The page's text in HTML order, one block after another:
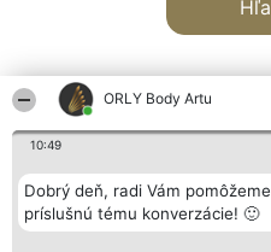
ORLY Body Artu
10:49
Dobrý deň, radi Vám
príslušnú tému konverzácie! 🙂
Organizátor hodnotenia
Bright Side Solutions sp. z o.
o. sp. k.
Lista